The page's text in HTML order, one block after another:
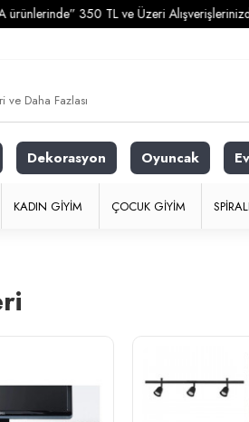
350 TL ve Üzeri Alışverişlerinizde
Dekorasyon Oyuncak
KADIN GIYIM ÇOCUK GIYIM